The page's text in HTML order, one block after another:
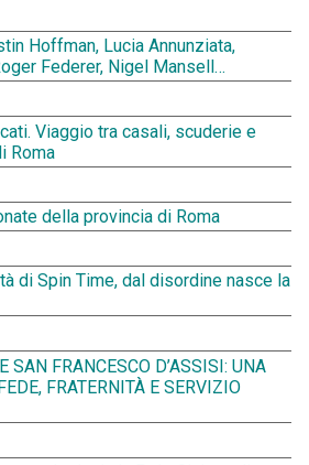
Hoffman, Lucia Annunziata,
Federer, Nigel Mansell…
Viaggio tra casali, scuderie e
Roma
della provincia di Roma
di Spin Time, dal disordine nasce la
SAN FRANCESCO D’ASSISI: UNA
FRATERNITÀ E SERVIZIO